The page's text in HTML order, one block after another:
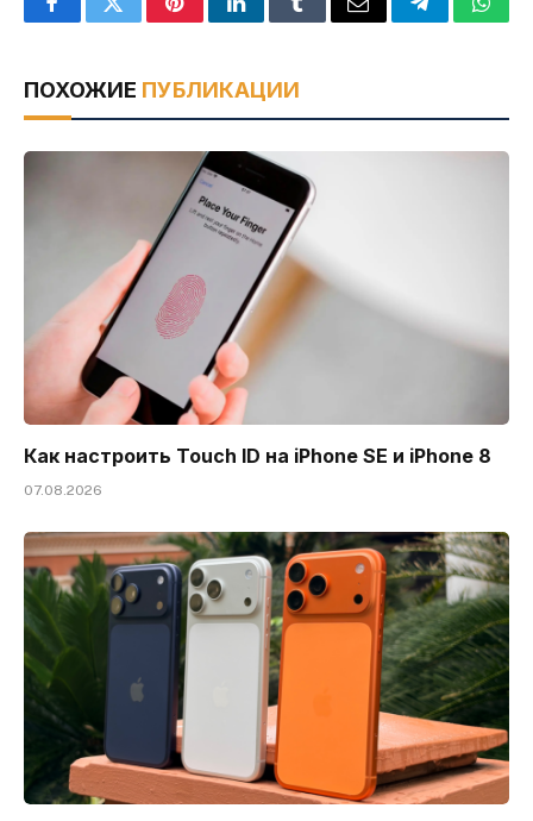
FacebookTwitterPinterestLinkedInTumblrEmail Telegram
ПОХОЖИЕ ПУБЛИКАЦИИ
Как настроить Touch ID на iPhone SE и iPhone 8
07.08.2026